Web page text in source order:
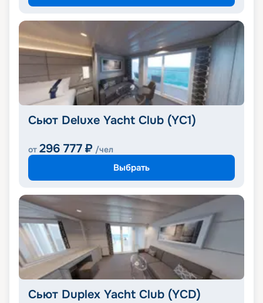
Сьют Deluxe Yacht Club (YC1)
от 296 777 ₽ /чел
Выбрать
Сьют Duplex Yacht Club (YCD)